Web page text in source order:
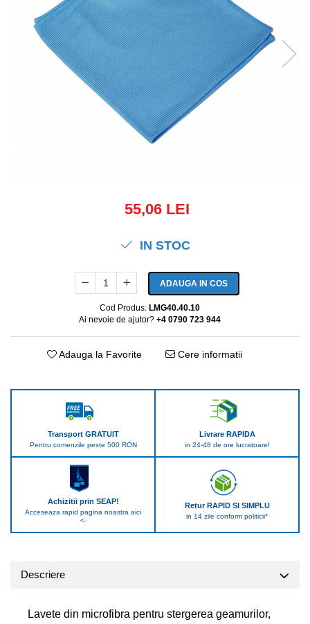
55,06 LEI
IN STOC
ADAUGA IN COS
Cod Produs: LMG40.40.10
Ai nevoie de ajutor? +4 0790 723 944
Adauga la Favorite Cere informatii
Transport GRATUIT
Pentru comenzile peste 500 RON
Livrare RAPIDA
in 24-48 de ore lucratoare!
Achizitii prin SEAP!
Acceseaza rapid pagina noastra aici
<-
Retur RAPID SI SIMPLU
in 14 zile conform politicii*
Descriere
Lavete din microfibra pentru stergerea geamurilor,